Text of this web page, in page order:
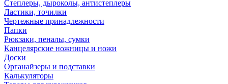
Степлеры, дыроколы, антистеплеры
Ластики, точилки
Чертежные принадлежности
Папки
Рюкзаки, пеналы, сумки
Канцелярские ножницы и ножи
Доски
Органайзеры и подставки
Калькуляторы